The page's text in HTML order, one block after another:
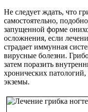
Не следует ждать, что
самостоятельно,
запущенной форме
осложнения, если
страдает иммунная
вирусные болезни.
затем поразить
хронических
экземы.